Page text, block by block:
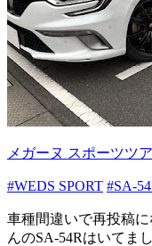
メガーヌ スポーツツ
#WEDS SPORT #SA-
車種間違いで再投稿に
んのSA-54Rはいてま